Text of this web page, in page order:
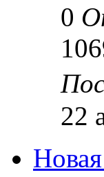
0
22